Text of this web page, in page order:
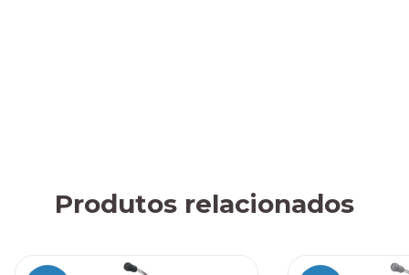
Produtos relacionados